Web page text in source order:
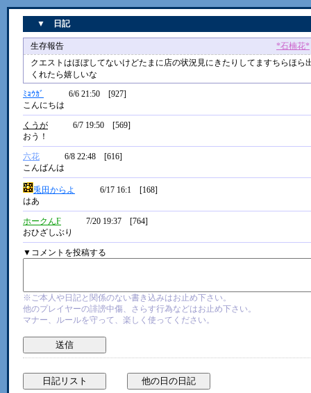
▼ 日記
生存報告 *石楠花*
クエストはほぼしてないけどたまに店の状況見にきたりしてますちらほら
くれたら嬉しいな
ﾐｮｳｶﾞ
6/6 21:50 [927]
こんにちは
くうが
6/7 19:50 [569]
おう！
六花
6/8 22:48 [616]
こんばんは
兎田からよ
6/17 16:1 [168]
はあ
ホークんF
7/20 19:37 [764]
おひざしぶり
▼コメントを投稿する
※ご本人や日記と関係のない書き込みはお止め下さい。
他のプレイヤーの誹謗中傷、さらす行為などはお止め下さい。
マナー、ルールを守って、楽しく使ってください。